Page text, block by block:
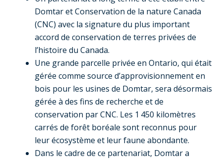
Domtar et Conservation de la nature Canada
(CNC) avec la signature du plus important
accord de conservation de terres privées de
l’histoire du Canada.
Une grande parcelle privée en Ontario, qui était
gérée comme source d’approvisionnement en
bois pour les usines de Domtar, sera désormais
gérée à des fins de recherche et de
conservation par CNC. Les 1 450 kilomètres
carrés de forêt boréale sont reconnus pour
leur écosystème et leur faune abondante.
Dans le cadre de ce partenariat, Domtar a